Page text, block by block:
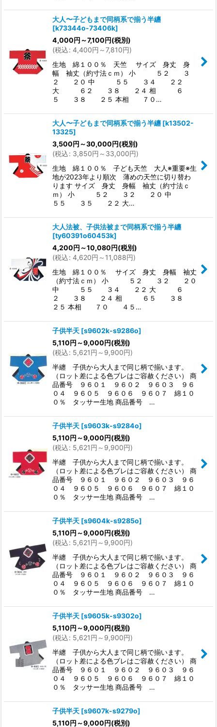
大人〜子どもまで同柄系で揃う半纏
[k73344o-73406k]
4,000円 ～7,100円(税別)
(税込: 4,400円 ～7,810円)
生地 綿１００％ 天竺 サイズ 身丈 身
幅 袖丈（約寸法ｃｍ） 小 ５２ ３
２ ２０ 中 ５５ ３４ ２２
大 ６２ ３８ ２４ 相 ６
５ ３８ ２５ 本相 ７０…
大人〜子どもまで同柄系で揃う半纏 [k13502-
13325]
3,500円 ～30,000円(税別)
(税込: 3,850円 ～33,000円)
生地 綿１００％ 子ども天竺 大人※重要※生
地が2023年より順次 薄めの天竺に切り替わ
ります サイズ 身丈 身幅 袖丈（約寸法ｃ
ｍ） 小 ５２ ３２ ２０ 中
５５ ３５ ２２ 大…
大人法被、子供法被まで同柄系で揃う半纏
[ty60391o60453k]
4,200円 ～10,080円(税別)
(税込: 4,620円 ～11,088円)
生地 綿１００％ サイズ 身丈 身幅 袖丈
（約寸法ｃｍ） 小 ５２ ３２ ２０
中 ５５ ３４ ２２ 大 ６
２ ３８ ２４ 相 ６５ ３８
２５ 本相 ７０ ４５…
子供半天 [s9602k-s9286o]
5,110円 ～9,000円(税別)
(税込: 5,621円 ～9,900円)
半纏 子供から大人まで同じ柄で揃います。
（ロット差による色ブレはご容赦ください） 商
品番号 ９６０１ ９６０２ ９６０３ ９６
０４ ９６０５ ９６０６ ９６０７ 綿１０
０％ タッサー生地 商品番号 …
子供半天 [s9603k-s9284o]
5,110円 ～9,000円(税別)
(税込: 5,621円 ～9,900円)
半纏 子供から大人まで同じ柄で揃います。
（ロット差による色ブレはご容赦ください） 商
品番号 ９６０１ ９６０２ ９６０３ ９６
０４ ９６０５ ９６０６ ９６０７ 綿１０
０％ タッサー生地 商品番号 …
子供半天 [s9604k-s9285o]
5,110円 ～9,000円(税別)
(税込: 5,621円 ～9,900円)
半纏 子供から大人まで同じ柄で揃います。
（ロット差による色ブレはご容赦ください） 商
品番号 ９６０１ ９６０２ ９６０３ ９６
０４ ９６０５ ９６０６ ９６０７ 綿１０
０％ タッサー生地 商品番号 …
子供半天 [s9605k-s9302o]
5,110円 ～9,000円(税別)
(税込: 5,621円 ～9,900円)
半纏 子供から大人まで同じ柄で揃います。
（ロット差による色ブレはご容赦ください） 商
品番号 ９６０１ ９６０２ ９６０３ ９６
０４ ９６０５ ９６０６ ９６０７ 綿１０
０％ タッサー生地 商品番号 …
子供半天 [s9607k-s9279o]
5,110円 ～9,000円(税別)